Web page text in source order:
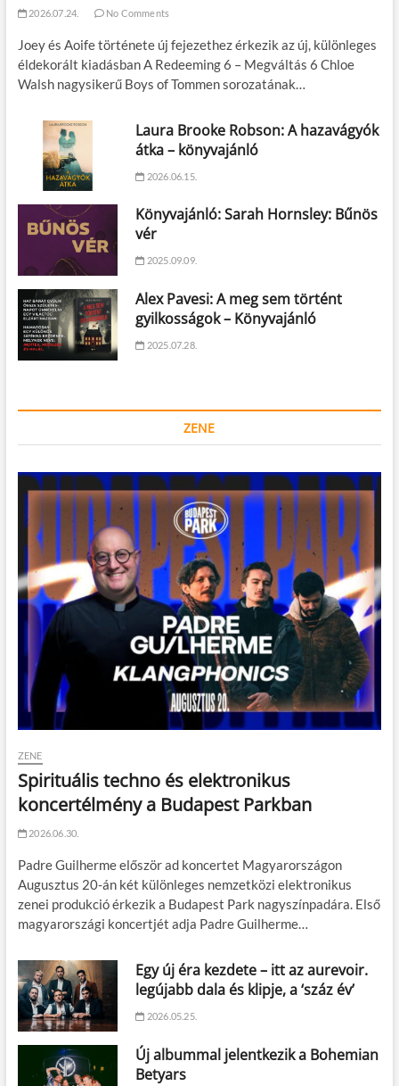
2026.07.24. No Comments
Joey és Aoife története új fejezethez érkezik az új, különleges
éldekorált kiadásban A Redeeming 6 – Megváltás 6 Chloe
Walsh nagysikerű Boys of Tommen sorozatának…
Laura Brooke Robson: A hazavágyók
átka – könyvajánló
2026.06.15.
Könyvajánló: Sarah Hornsley: Bűnös
vér
2025.09.09.
Alex Pavesi: A meg sem történt
gyilkosságok – Könyvajánló
2025.07.28.
ZENE
ZENE
Spirituális techno és elektronikus
koncertélmény a Budapest Parkban
2026.06.30.
Padre Guilherme először ad koncertet Magyarországon
Augusztus 20-án két különleges nemzetközi elektronikus
zenei produkció érkezik a Budapest Park nagyszínpadára. Első
magyarországi koncertjét adja Padre Guilherme…
Egy új éra kezdete – itt az aurevoir.
legújabb dala és klipje, a ‘száz év’
2026.05.25.
Új albummal jelentkezik a Bohemian
Betyars